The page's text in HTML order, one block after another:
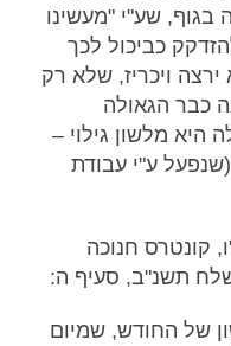
בגוף, שע"י "מעשינו
כביכול לכך
ירצה ויכריז, שלא רק
כבר הגאולה
היא מלשון גילוי –
ע"י עבודת
קונטרס חנוכה
תשנ"ב, סעיף ה:
של החודש, שמיום